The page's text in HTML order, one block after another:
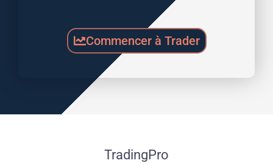
Commencer à Trader
TradingPro